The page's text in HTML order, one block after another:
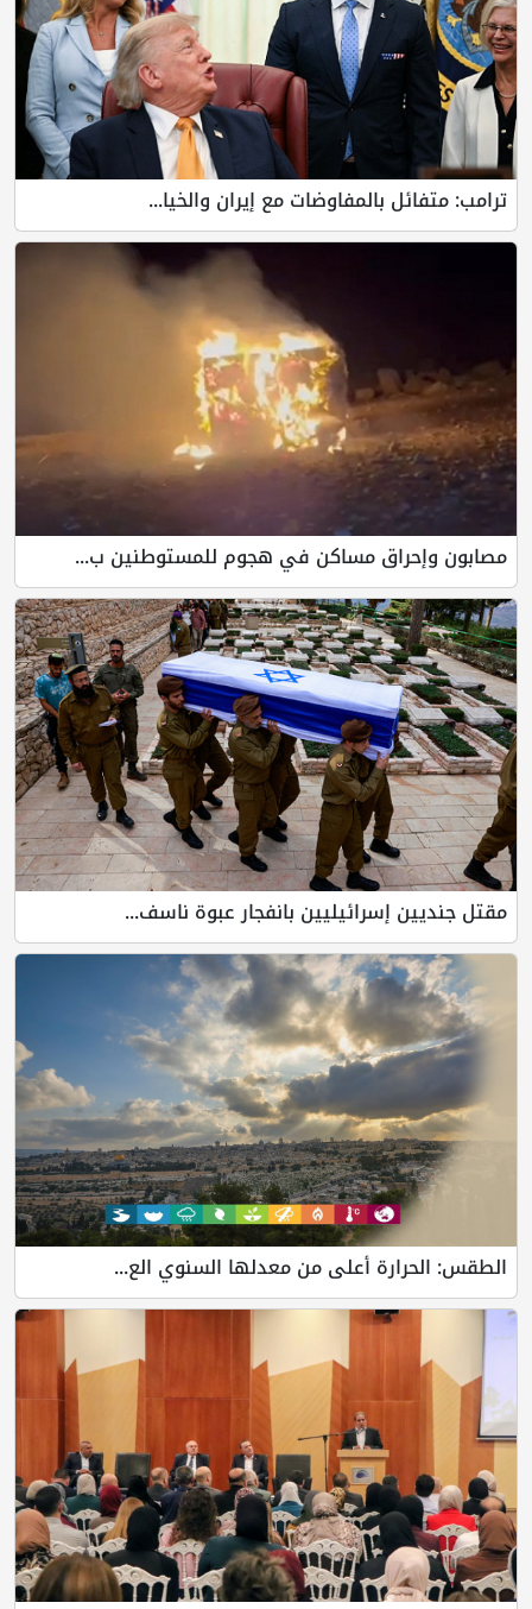
ترامب: متفائل بالمفاوضات مع إيران والخيا...
مصابون وإحراق مساكن في هجوم للمستوطنين ب...
مقتل جنديين إسرائيليين بانفجار عبوة ناسف...
الطقس: الحرارة أعلى من معدلها السنوي الع...